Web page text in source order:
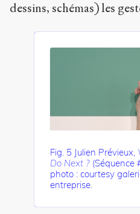
dessins, schémas) les
Fig. 5 Julien Prévieux,
Do Next ?(Séquence
photo : courtesy
entreprise.